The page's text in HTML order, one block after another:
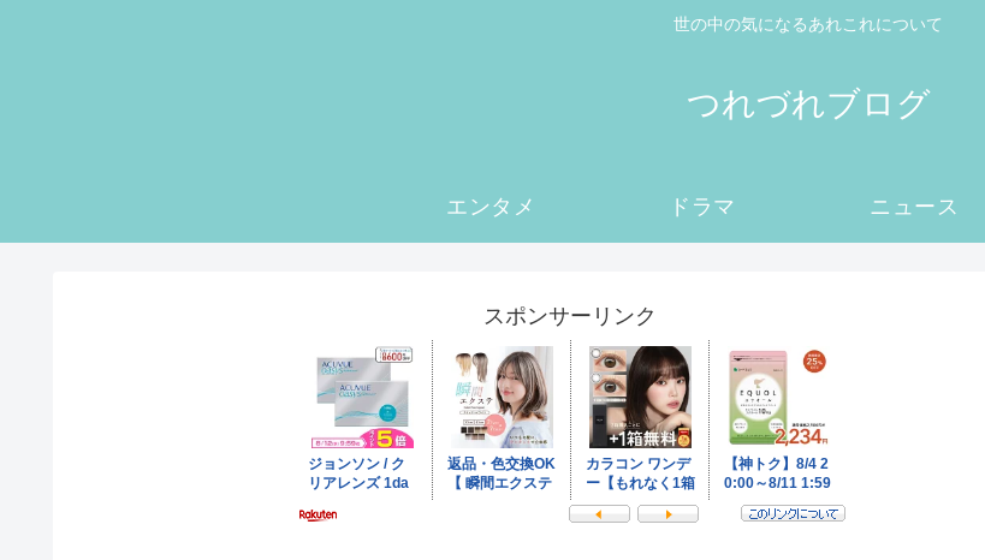
世の中の気になるあれこれについて
つれづれブログ
エンタメ ドラマ ニュース
スポンサーリンク